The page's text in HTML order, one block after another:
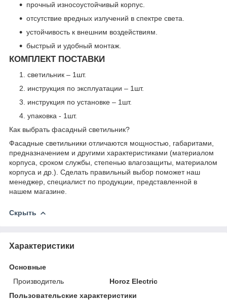
прочный износоустойчивый корпус.
отсутствие вредных излучений в спектре света.
устойчивость к внешним воздействиям.
быстрый и удобный монтаж.
КОМПЛЕКТ ПОСТАВКИ
светильник – 1шт.
инструкция по эксплуатации – 1шт.
инструкция по установке – 1шт.
упаковка - 1шт.
Как выбрать фасадный светильник?
Фасадные светильники отличаются мощностью, габаритами,
предназначением и другими характеристиками (материалом
корпуса, сроком службы, степенью влагозащиты, материалом
корпуса и др.). Сделать правильный выбор поможет наш
менеджер, специалист по продукции, представленной в
нашем магазине.
Скрыть
Характеристики
Основные
Производитель
Horoz Electric
Пользовательские характеристики